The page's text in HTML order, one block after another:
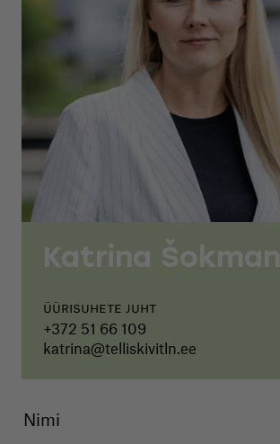
Katrina Šokman
Üürisuhete juht
+372 51 66 109
katrina@telliskivitln.ee